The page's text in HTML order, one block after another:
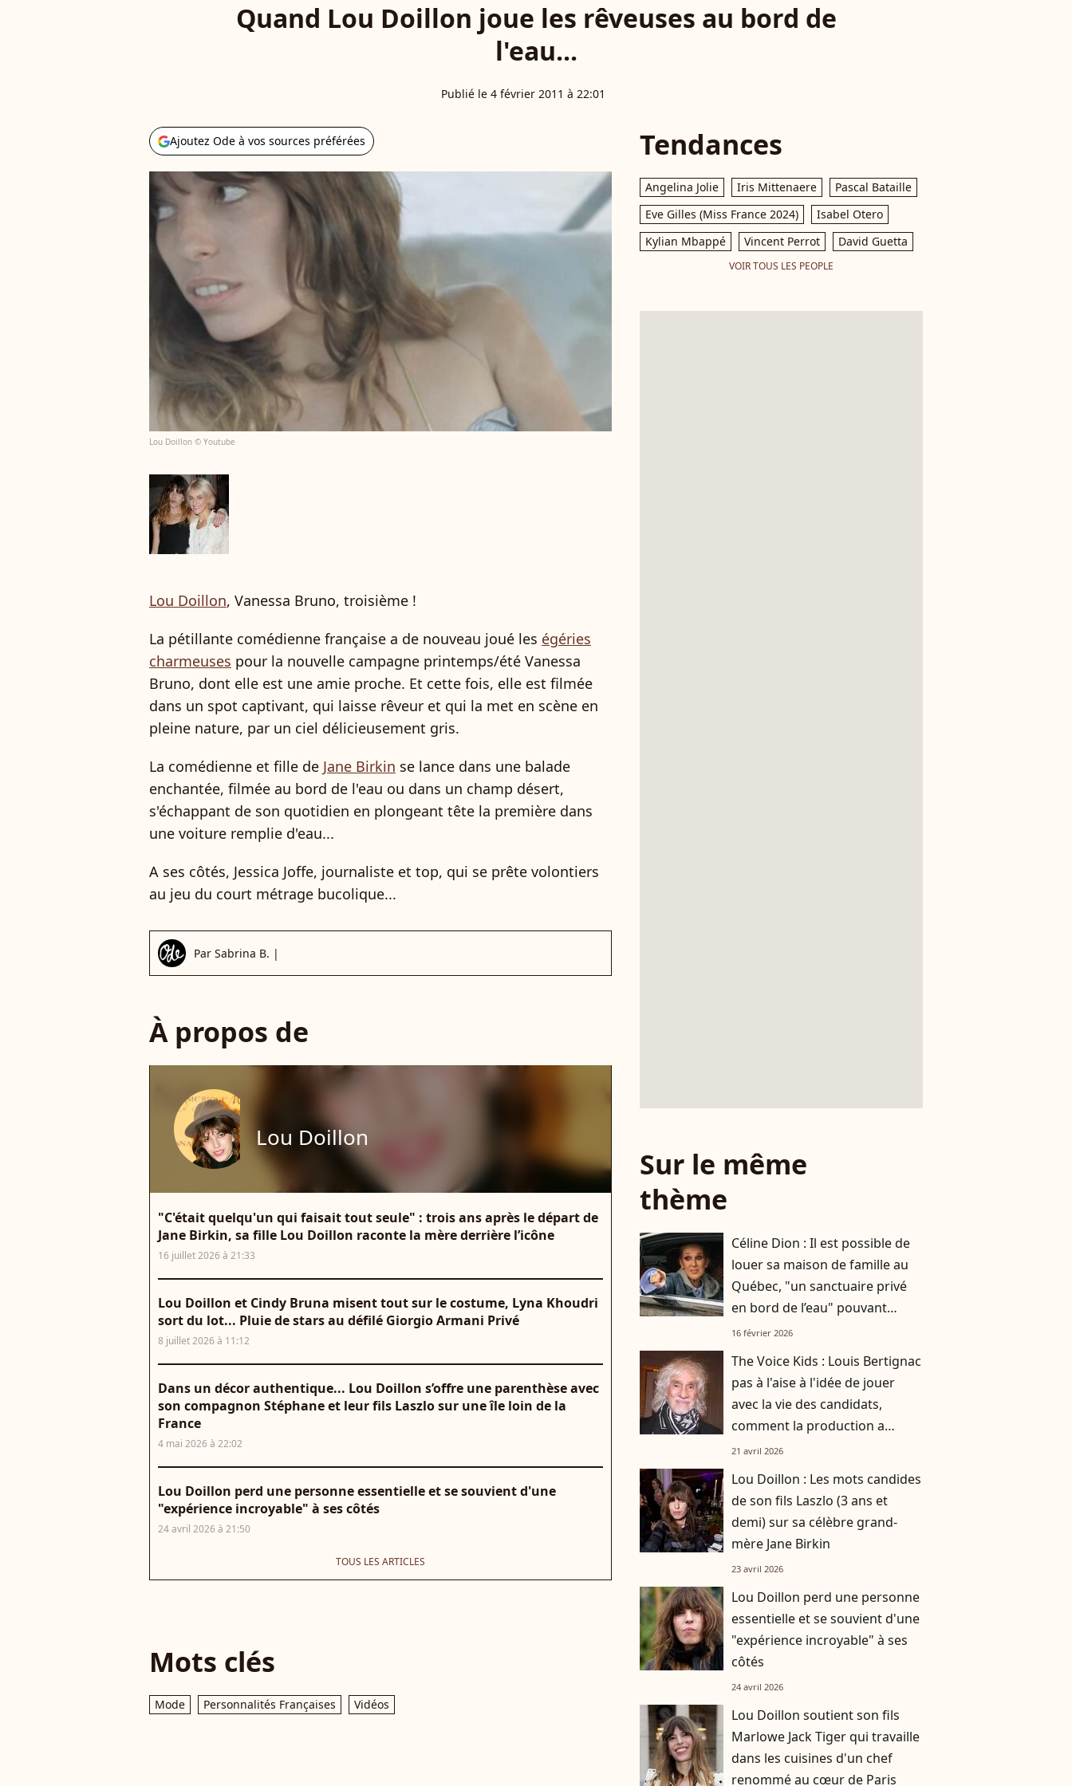
Quand Lou Doillon joue les rêveuses au bord de
l'eau...
Publié le 4 février 2011 à 22:01
Ajoutez Ode à vos sources préférées
Lou Doillon © Youtube
Lou Doillon, Vanessa Bruno, troisième !
La pétillante comédienne française a de nouveau joué les égéries
charmeuses pour la nouvelle campagne printemps/été Vanessa
Bruno, dont elle est une amie proche. Et cette fois, elle est filmée
dans un spot captivant, qui laisse rêveur et qui la met en scène en
pleine nature, par un ciel délicieusement gris.
La comédienne et fille de Jane Birkin se lance dans une balade
enchantée, filmée au bord de l'eau ou dans un champ désert,
s'échappant de son quotidien en plongeant tête la première dans
une voiture remplie d'eau...
A ses côtés, Jessica Joffe, journaliste et top, qui se prête volontiers
au jeu du court métrage bucolique...
Par Sabrina B. |
À propos de
Lou Doillon
"C'était quelqu'un qui faisait tout seule" : trois ans après le départ de
Jane Birkin, sa fille Lou Doillon raconte la mère derrière l’icône
16 juillet 2026 à 21:33
Lou Doillon et Cindy Bruna misent tout sur le costume, Lyna Khoudri
sort du lot... Pluie de stars au défilé Giorgio Armani Privé
8 juillet 2026 à 11:12
Dans un décor authentique... Lou Doillon s’offre une parenthèse avec
son compagnon Stéphane et leur fils Laszlo sur une île loin de la
France
4 mai 2026 à 22:02
Lou Doillon perd une personne essentielle et se souvient d'une
"expérience incroyable" à ses côtés
24 avril 2026 à 21:50
TOUS LES ARTICLES
Mots clés
Mode Personnalités Françaises Vidéos
Tendances
Angelina Jolie Iris Mittenaere
Pascal Bataille
Eve Gilles (Miss France 2024)
Isabel Otero
Kylian Mbappé
Vincent Perrot David Guetta
VOIR TOUS LES PEOPLE
Sur le même
thème
Céline Dion : Il est possible de
louer sa maison de famille au
Québec, "un sanctuaire privé
en bord de l’eau" pouvant
accueillir jusqu'à 20 personnes
16 février 2026
The Voice Kids : Louis Bertignac
pas à l'aise à l'idée de jouer
avec la vie des candidats,
comment la production a
réussi à le faire rempiler
21 avril 2026
Lou Doillon : Les mots candides
de son fils Laszlo (3 ans et
demi) sur sa célèbre grand-
mère Jane Birkin
23 avril 2026
Lou Doillon perd une personne
essentielle et se souvient d'une
"expérience incroyable" à ses
côtés
24 avril 2026
Lou Doillon soutient son fils
Marlowe Jack Tiger qui travaille
dans les cuisines d'un chef
renommé au cœur de Paris